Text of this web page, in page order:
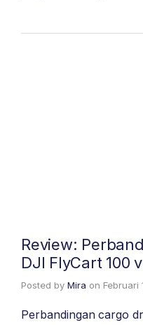
Review:
DJI FlyCart 100
Posted by Mira on Februari
Perbandingan cargo